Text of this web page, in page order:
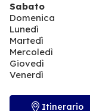
Sabato
Domenica
Lunedì
Martedì
Mercoledì
Giovedì
Venerdì
Itinerario